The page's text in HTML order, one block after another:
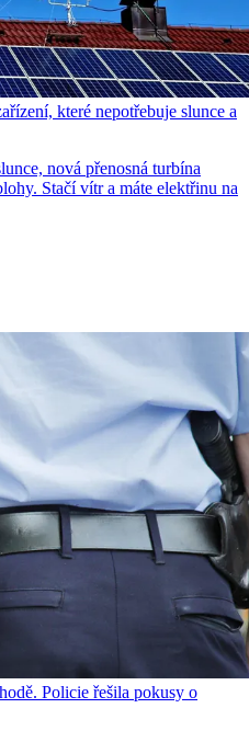
které nepotřebuje slunce a
nová přenosná turbína
Stačí vítr a máte elektřinu na
Policie řešila pokusy o